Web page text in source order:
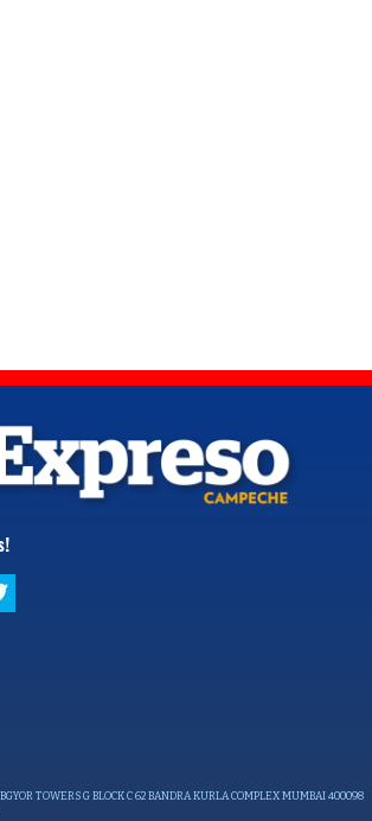
TOWERS G BLOCK C 62 BANDRA KURLA COMPLEX MUMBAI 400098